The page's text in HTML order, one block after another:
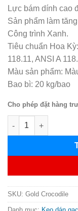
Lực bám dính cao
Sản phẩm làm
Công trình Xanh.
Tiêu chuẩn Hoa
118.11, ANSI A
Màu sản phẩm:
Bao bì: 20 kg/bao
Cho phép đặt hàng
Keo ốp gạch Gold
SKU: Gold Crocodile